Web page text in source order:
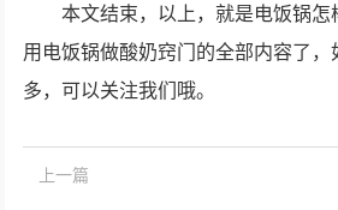
本文结束，以上，就是电饭锅
用电饭锅做酸奶窍门的全部内容了，
多，可以关注我们哦。
上一篇